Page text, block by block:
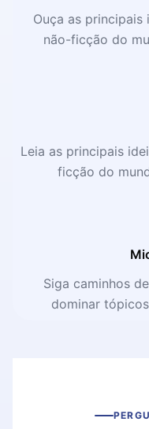
Ouça as
não-ficção do
Leia as principais
ficção do
Siga caminhos
dominar